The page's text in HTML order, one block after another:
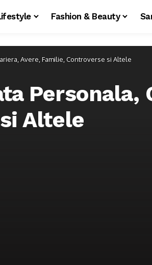
Fashion & Beauty
Avere, Familie, Controverse si Altele
Personala,
Altele